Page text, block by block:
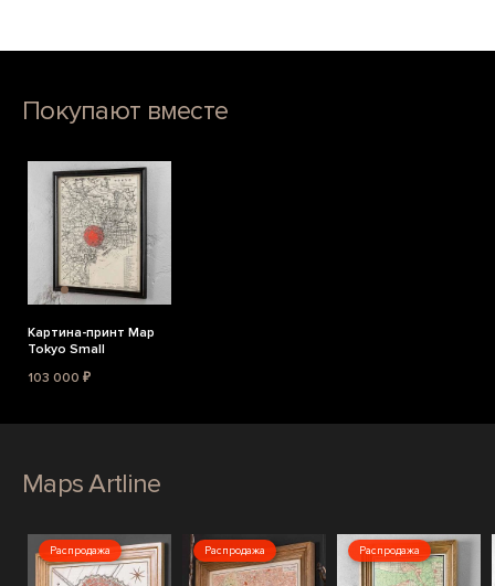
Покупают вместе
Картина-принт Map
Tokyo Small
103 000 ₽
Maps Artline
Распродажа Распродажа Распродажа